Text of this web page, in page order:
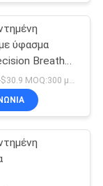
ύφασμα
Breathe
ενδύματα